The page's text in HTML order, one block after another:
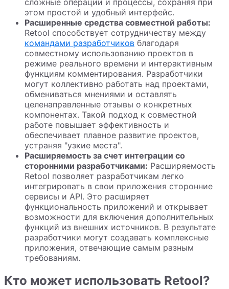
сложные операции и процессы, сохраняя при
этом простой и удобный интерфейс.
Расширенные средства совместной работы:
Retool способствует сотрудничеству между
командами разработчиков благодаря
совместному использованию проектов в
режиме реального времени и интерактивным
функциям комментирования. Разработчики
могут коллективно работать над проектами,
обмениваться мнениями и оставлять
целенаправленные отзывы о конкретных
компонентах. Такой подход к совместной
работе повышает эффективность и
обеспечивает плавное развитие проектов,
устраняя "узкие места".
Расширяемость за счет интеграции со
сторонними разработчиками: Расширяемость
Retool позволяет разработчикам легко
интегрировать в свои приложения сторонние
сервисы и API. Это расширяет
функциональность приложений и открывает
возможности для включения дополнительных
функций из внешних источников. В результате
разработчики могут создавать комплексные
приложения, отвечающие самым разным
требованиям.
Кто может использовать Retool?